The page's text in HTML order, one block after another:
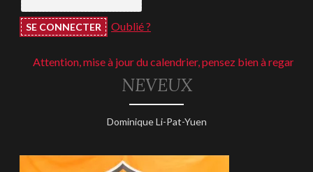
Oublié ?
Attention, mise à jour du calendrier, pensez bien à regarder ;-)
NEVEUX
25
Dominique Li-Pat-Yuen